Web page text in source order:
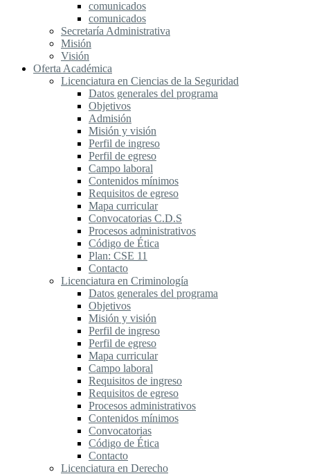
comunicados
comunicados
Secretaría Administrativa
Misión
Visión
Oferta Académica
Licenciatura en Ciencias de la Seguridad
Datos generales del programa
Objetivos
Admisión
Misión y visión
Perfil de ingreso
Perfil de egreso
Campo laboral
Contenidos mínimos
Requisitos de egreso
Mapa curricular
Convocatorias C.D.S
Procesos administrativos
Código de Ética
Plan: CSE 11
Contacto
Licenciatura en Criminología
Datos generales del programa
Objetivos
Misión y visión
Perfil de ingreso
Perfil de egreso
Mapa curricular
Campo laboral
Requisitos de ingreso
Requisitos de egreso
Procesos administrativos
Contenidos mínimos
Convocatorias
Código de Ética
Contacto
Licenciatura en Derecho